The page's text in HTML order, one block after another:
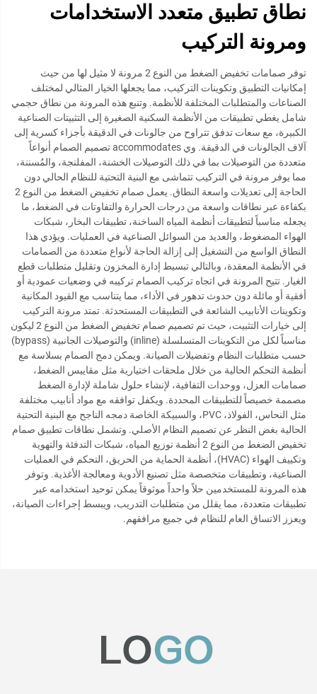
نطاق تطبيق متعدد الاستخدامات
ومرونة التركيب
توفر صمامات تخفيض الضغط من النوع 2 مرونة لا مثيل لها من حيث
إمكانيات التطبيق وتكوينات التركيب، مما يجعلها الخيار المثالي لمختلف
الصناعات والمتطلبات المختلفة للأنظمة. وتنبع هذه المرونة من نطاق حجمي
شامل يغطي تطبيقات من الأنظمة السكنية الصغيرة إلى التثبيتات الصناعية
الكبيرة، مع سعات تدفق تتراوح من جالونات في الدقيقة بأجزاء كسرية إلى
آلاف الجالونات في الدقيقة. وي accommodates تصميم الصمام أنواعاً
متعددة من التوصيلات بما في ذلك التوصيلات الخشنة، المفلنجة، والمُسننة،
مما يوفر مرونة في التركيب تتماشى مع البنية التحتية للنظام الحالي دون
الحاجة إلى تعديلات واسعة النطاق. يعمل صمام تخفيض الضغط من النوع 2
بكفاءة عبر نطاقات واسعة من درجات الحرارة والتفاوتات في الضغط، ما
يجعله مناسباً لتطبيقات أنظمة المياه الساخنة، تطبيقات البخار، شبكات
الهواء المضغوط، والعديد من السوائل الصناعية في العمليات. ويؤدي هذا
النطاق الواسع من التشغيل إلى إزالة الحاجة لأنواع متعددة من الصمامات
في الأنظمة المعقدة، وبالتالي تبسيط إدارة المخزون وتقليل متطلبات قطع
الغيار. تتيح المرونة في اتجاه تركيب الصمام تركيبه في وضعيات عمودية أو
أفقية أو مائلة دون حدوث تدهور في الأداء، مما يتناسب مع القيود المكانية
وتكوينات الأنابيب الشائعة في التطبيقات المستحدثة. تمتد مرونة التركيب
إلى خيارات التثبيت، حيث تم تصميم صمام تخفيض الضغط من النوع 2 ليكون
مناسباً لكل من التكوينات المتسلسلة (inline) والتوصيلات الجانبية (bypass)
حسب متطلبات النظام وتفضيلات الصيانة. ويمكن دمج الصمام بسلاسة مع
أنظمة التحكم الحالية من خلال ملحقات اختيارية مثل مقاييس الضغط،
صمامات العزل، ووحدات التفافية، لإنشاء حلول شاملة لإدارة الضغط
مصممة خصيصاً للتطبيقات المحددة. ويكفل توافقه مع مواد أنابيب مختلفة
مثل النحاس، الفولاذ، PVC، والسبيكة الخاصة دمجه الناجح مع البنية التحتية
الحالية بغض النظر عن تصميم النظام الأصلي. وتشمل نطاقات تطبيق صمام
تخفيض الضغط من النوع 2 أنظمة توزيع المياه، شبكات التدفئة والتهوية
وتكييف الهواء (HVAC)، أنظمة الحماية من الحريق، التحكم في العمليات
الصناعية، وتطبيقات متخصصة مثل تصنيع الأدوية ومعالجة الأغذية. وتوفر
هذه المرونة للمستخدمين حلاً واحداً موثوقاً يمكن توحيد استخدامه عبر
تطبيقات متعددة، مما يقلل من متطلبات التدريب، ويبسط إجراءات الصيانة،
ويعزز الاتساق العام للنظام في جميع مرافقهم.